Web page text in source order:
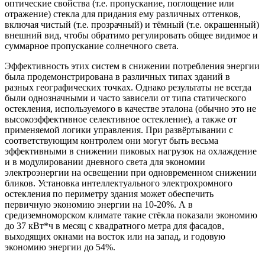
оптические свойства (т.е. пропускание, поглощение или
отражение) стекла для придания ему различных оттенков,
включая чистый (т.е. прозрачный) и тёмный (т.е. окрашенный)
внешний вид, чтобы обратимо регулировать общее видимое и
суммарное пропускание солнечного света.
Эффективность этих систем в снижении потребления энергии
была продемонстрирована в различных типах зданий в
разных географических точках. Однако результаты не всегда
были однозначными и часто зависели от типа статического
остекления, используемого в качестве эталона (обычно это не
высокоэффективное селективное остекление), а также от
применяемой логики управления. При развёртывании с
соответствующим контролем они могут быть весьма
эффективными в снижении пиковых нагрузок на охлаждение
и в модулировании дневного света для экономии
электроэнергии на освещении при одновременном снижении
бликов. Установка интеллектуального электрохромного
остекления по периметру здания может обеспечить
первичную экономию энергии на 10-20%. А в
средиземноморском климате такие стёкла показали экономию
до 37 кВт*ч в месяц с квадратного метра для фасадов,
выходящих окнами на восток или на запад, и годовую
экономию энергии до 54%.